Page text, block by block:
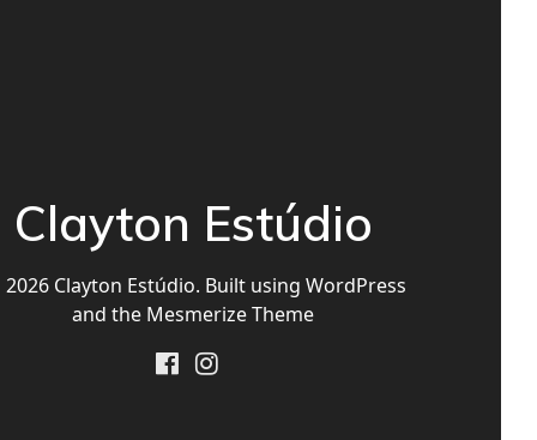
Clayton Estúdio
Clayton Estúdio. Built using WordPress
and the Mesmerize Theme